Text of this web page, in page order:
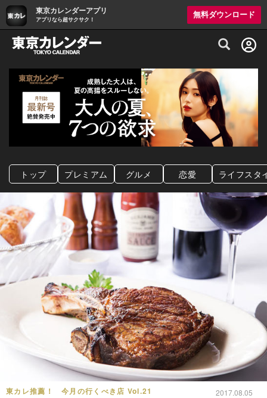
東京カレンダーアプリ
アプリなら超サクサク！
無料ダウンロード
グルメ情報・プレミアムレストラン予約
トップ プレミアム グルメ 恋愛 ライフスタ
東カレ推薦！ 今月の行くべき店 Vol.21 2017.08.05